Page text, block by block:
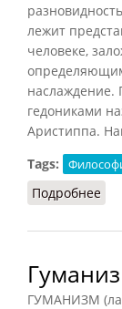
лежит
человеке,
определяющим
наслаждение.
гедониками
Аристиппа.
Tags:
Подробнее
ГУМАНИЗМ